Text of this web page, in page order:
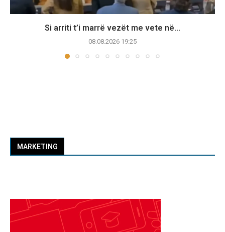
Si arriti t’i marrë vezët me vete në...
08.08.2026 19:25
MARKETING